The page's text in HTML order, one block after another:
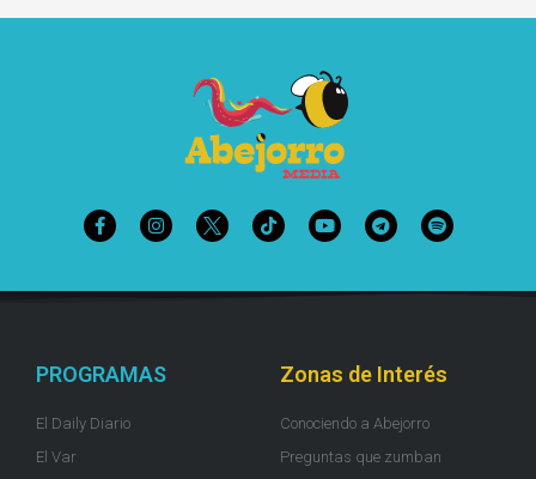
PROGRAMAS
El Daily Diario
El Var
Zonas de Interés
Conociendo a Abejorro
Preguntas que zumban